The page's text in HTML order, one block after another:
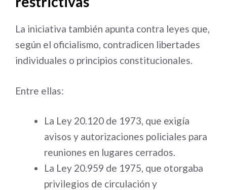
La iniciativa también apunta contra leyes que,
según el oficialismo, contradicen libertades
individuales o principios constitucionales.
Entre ellas:
La Ley 20.120 de 1973, que exigía
avisos y autorizaciones policiales para
reuniones en lugares cerrados.
La Ley 20.959 de 1975, que otorgaba
privilegios de circulación y